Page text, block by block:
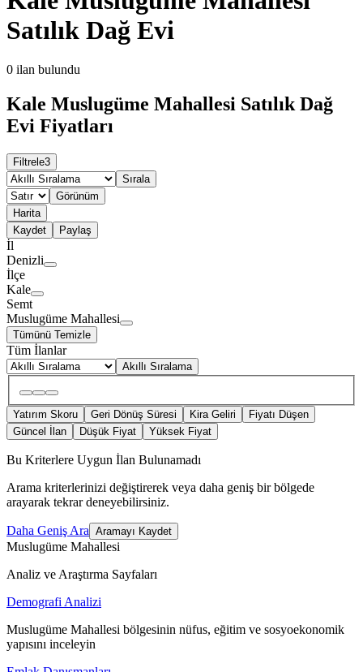
Satılık Dağ Evi
0 ilan bulundu
Kale Muslugüme Mahallesi Satılık Dağ
Evi Fiyatları
Filtrele3
Sırala
Görünüm
Harita
Kaydet
Paylaş
İl
Denizli
İlçe
Kale
Semt
Muslugüme Mahallesi
Tümünü Temizle
Tüm İlanlar
Akıllı Sıralama
Yatırım Skoru Geri Dönüş Süresi Kira Geliri
Fiyatı Düşen
Güncel İlan
Düşük Fiyat Yüksek Fiyat
Bu Kriterlere Uygun İlan Bulunamadı
Arama kriterlerinizi değiştirerek veya daha geniş bir bölgede
arayarak tekrar deneyebilirsiniz.
Daha Geniş Ara Aramayı Kaydet
Muslugüme Mahallesi
Analiz ve Araştırma Sayfaları
Demografi Analizi
Muslugüme Mahallesi bölgesinin nüfus, eğitim ve sosyoekonomik
yapısını inceleyin